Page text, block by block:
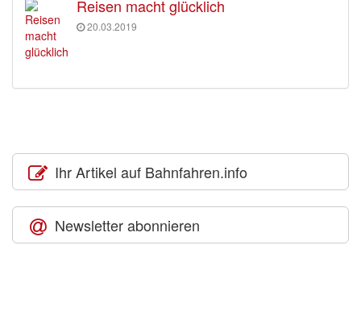
Reisen macht glücklich
20.03.2019
Ihr Artikel auf Bahnfahren.info
Newsletter abonnieren